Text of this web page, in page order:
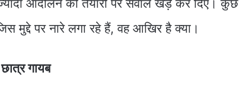
आंदोलन की तैयारी पर सवाल खड़े कर दिए। कुछ
मुद्दे पर नारे लगा रहे हैं, वह आखिर है क्या।
गायब